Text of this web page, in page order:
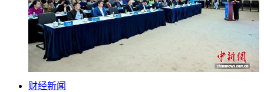
财经新闻